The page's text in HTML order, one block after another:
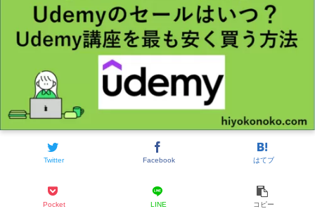
Twitter Facebook はてブ
Pocket LINE コピー